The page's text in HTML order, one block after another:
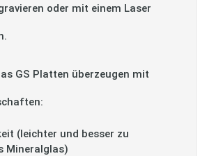
oder mit einem Laser
GS Platten überzeugen mit
(leichter und besser zu
Mineralglas)